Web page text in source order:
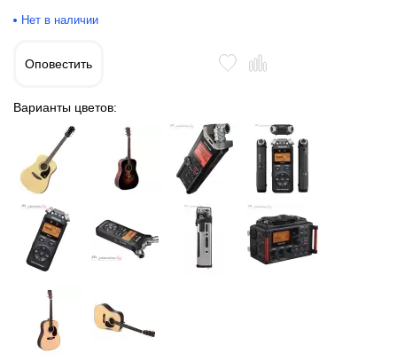
Нет в наличии
Оповестить
Варианты цветов: